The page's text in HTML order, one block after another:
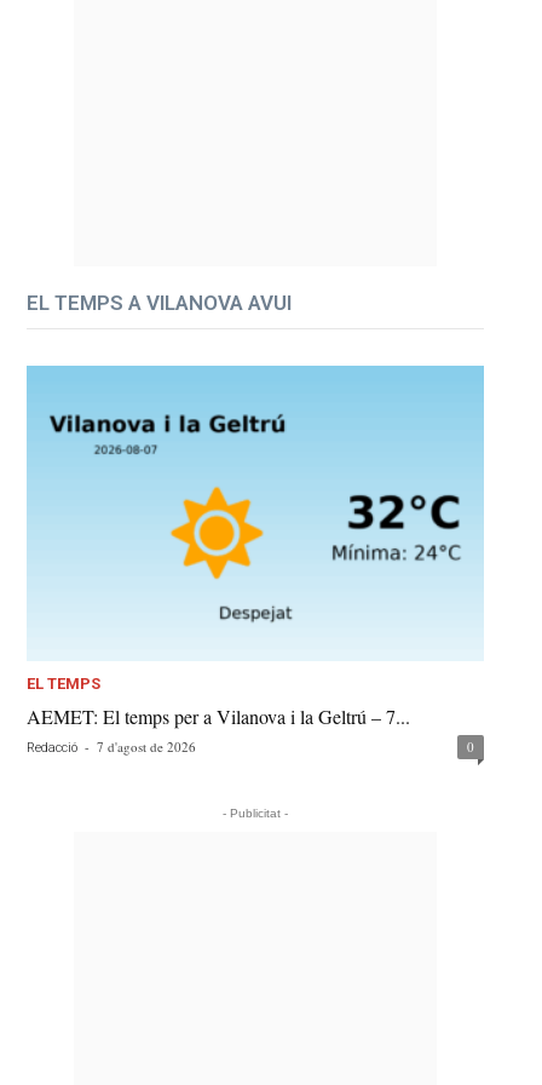
EL TEMPS A VILANOVA AVUI
EL TEMPS
AEMET: El temps per a Vilanova i la Geltrú – 7...
Redacció - 7 d'agost de 2026 0
- Publicitat -